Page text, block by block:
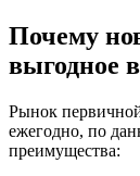
Почему
выгодное
Рынок
ежегодно, по
преимущества: